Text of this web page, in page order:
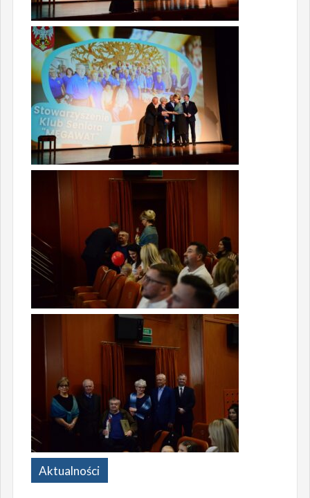
Aktualności